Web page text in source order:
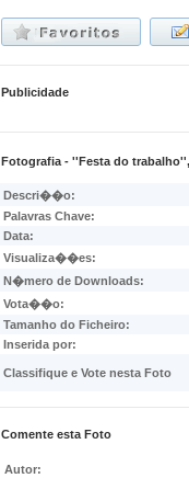
Publicidade
Fotografia - ''Festa do
Descri��o:
Palavras Chave:
Data:
Visualiza��es:
N�mero de Downloads:
Vota��o:
Tamanho do Ficheiro:
Inserida por:
Classifique e Vote nesta Foto
Comente esta Foto
Autor: